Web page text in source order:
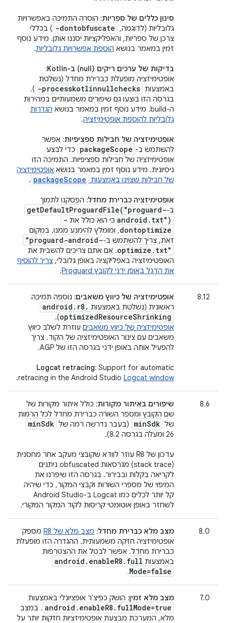
סינון כללים של ספריות: הוסרה התמיכה באפשרויות
גלובליות (לדוגמה,
-dontobfuscate ) בכללי
צרכן של ספריות, והאפליקציות יסננו אותן. מידע נוסף
זמין במאמר בנושא הוספת אפשרויות גלובליות.
בדיקות של ערכים ריקים (null) ב-Kotlin:
אופטימיזציה מופעלת כברירת מחדל (נשלטת
באמצעות -processkotlinnullchecks
).
בגרסה הזו בוצעו גם שיפורים משמעותיים במהירות
ה-build. מידע נוסף זמין במאמר בנושא
הגדרות
גלובליות להוספת אופטימיזציה.
אופטימיזציה של חבילות ספציפיות: אפשר
להשתמש ב-
packageScope
כדי לבצע
אופטימיזציה של חבילות ספציפיות. התמיכה הזו
ניסיונית. מידע נוסף זמין במאמר בנושא אופטימיזציה
של חבילות שצוינו באמצעות packageScope
.
אופטימיזציה כברירת מחדל: הפסקנו לתמוך
ב-
getDefaultProguardFile( "proguard-
android . txt") כי הוא כולל את -
dontoptimize, ומומלץ להימנע ממנו. במקום
זאת, צריך להשתמש ב-"proguard-android-
optimize . txt"
. אם אתם צריכים להשבית את
האופטימיזציה באפליקציה באופן גלובלי, צריך להוסיף
את הדגל באופן ידני לקובץ Proguard
.
8.12 אופטימיזציה של כיווץ משאבים: נוספה תמיכה
ראשונית (נשלטת באמצעות
android . r8 .
optimizedResourceShrinking
).
אופטימיזציה של כיווץ משאבים עוזרת לשלב כיווץ
משאבים עם צינור האופטימיזציה של הקוד. צריך
להפעיל אותה באופן ידני בגרסה הזו של AGP.
Logcat retracing: Support for automatic
retracing in the Android Studio Logcat window
.
8.6 שיפורים באיתור מקורות: כולל איתור מקורות של
שם הקובץ ומספר השורה כברירת מחדל לכל הרמות
של
minSdk (בעבר נדרשה רמה של minSdk
26 ומעלה בגרסה 8.2).
עדכון של R8 עוזר לוודא שקובצי מעקב אחר מחסנית
(stack trace) מגרסאות obfuscated ניתנים
לקריאה בקלות ובבירור. בגרסה הזו שיפרנו את
המיפוי של מספרי השורות וקבצי המקור, כדי שיהיה
קל יותר לכלים כמו Logcat ב-Android Studio
לשחזר באופן אוטומטי קריסות לקוד המקור המקורי.
8.0 מצב מלא כברירת מחדל: מצב מלא של R8
מספק
אופטימיזציה חזקה משמעותית. ההגדרה הזו מופעלת
כברירת מחדל. אפשר לבטל את ההצטרפות
באמצעות
android . enableR8 . full
Mode=false
.
7.0 מצב מלא זמין: הושק כפיצ'ר אופציונלי באמצעות
android . enableR8 . fullMode=true
. במצב
מלא, המערכת מבצעת אופטימיזציות חזקות יותר על